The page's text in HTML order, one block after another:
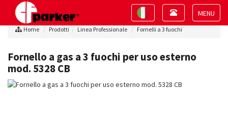
Toggle
Toggle
navigation
Toggle
navigation
Home Prodotti Linea Professionale Fornelli a 3 fuochi
Fornello a gas a 3 fuochi per uso esterno
mod. 5328 CB